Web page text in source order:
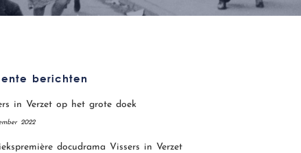
berichten
in Verzet op het grote doek
2022
docudrama Vissers in Verzet